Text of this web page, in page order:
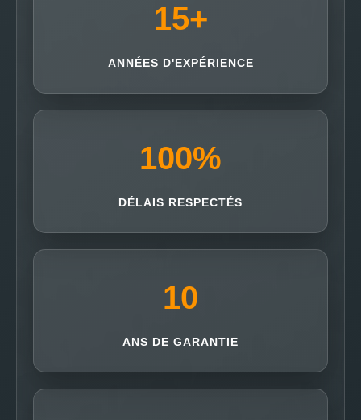
15+
ANNÉES D'EXPÉRIENCE
100%
DÉLAIS RESPECTÉS
10
ANS DE GARANTIE